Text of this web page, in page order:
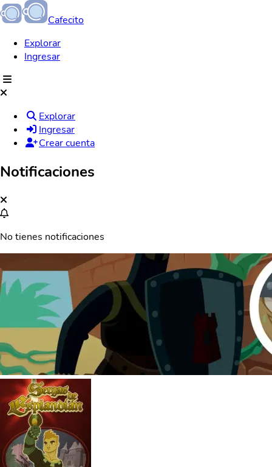
Cafecito
Explorar
Ingresar
Explorar
Ingresar
Crear cuenta
Notificaciones
No tienes notificaciones